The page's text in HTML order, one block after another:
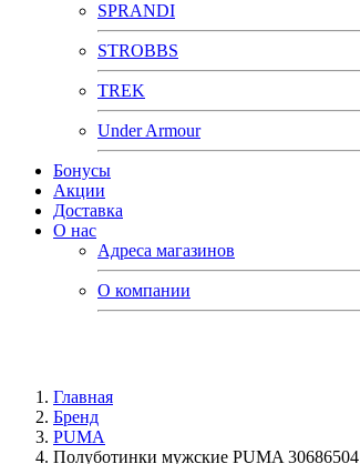
SPRANDI
STROBBS
TREK
Under Armour
Бонусы
Акции
Доставка
О нас
Адреса магазинов
О компании
Главная
Бренд
PUMA
Полуботинки мужские PUMA 30686504